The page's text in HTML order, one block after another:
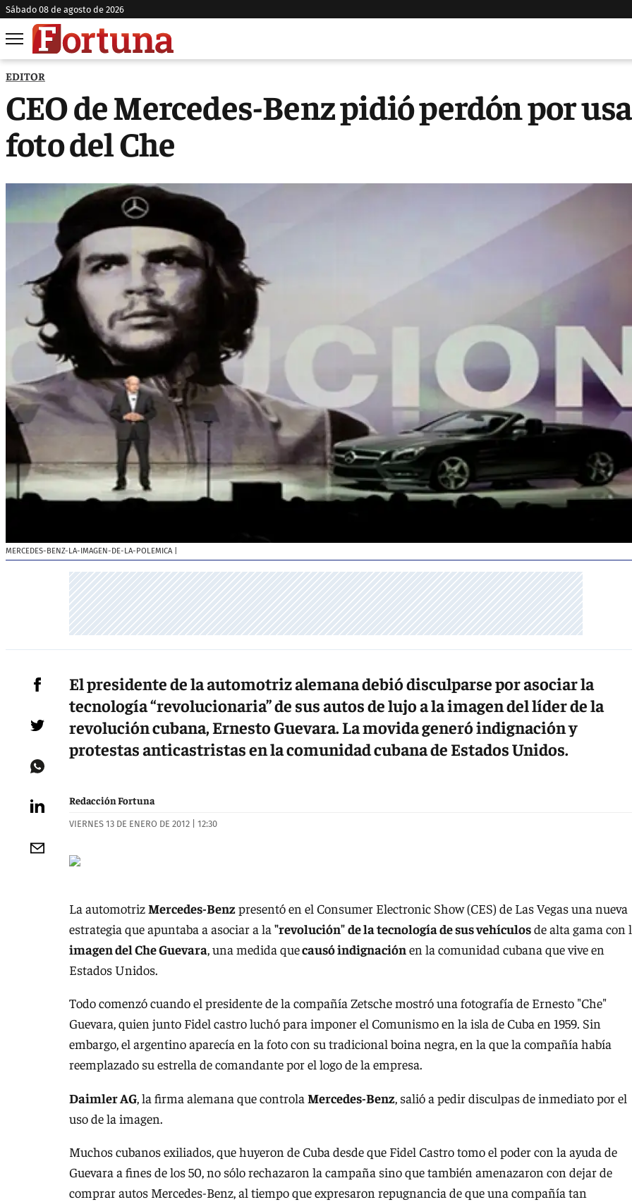
sábado 08 de agosto de 2026
EDITOR
CEO de Mercedes-Benz pidió perdón por
foto del Che
MERCEDES-BENZ-LA-IMAGEN-DE-LA-POLEMICA|
El presidente de la automotriz alemana debió disculparse por asociar la
tecnología “revolucionaria” de sus autos de lujo a la imagen del líder de la
revolución cubana, Ernesto Guevara. La movida generó indignación y
protestas anticastristas en la comunidad cubana de Estados Unidos.
Redacción Fortuna
VIERNES 13 DE ENERO DE 2012 | 12:30
La automotrizMercedes-Benzpresentó en el Consumer Electronic Show (CES) de Las Vegas una nueva
estrategia que apuntaba a asociar a la "revolución"de la tecnología de sus vehículosde alta gama con
imagen del Che Guevara , una medida quecausó indignación en la comunidad cubana que vive en
Estados Unidos.
Todo comenzó cuando el presidente de la compañía Zetsche mostró una fotografía de Ernesto "Che"
Guevara, quien junto Fidel castro luchó para imponer el Comunismo en la isla de Cuba en 1959. Sin
embargo, el argentino aparecía en la foto con su tradicional boina negra, en la que la compañía había
reemplazado su estrella de comandante por el logo de la empresa.
Daimler AG, la firma alemana que controla Mercedes-Benz, salió a pedir disculpas de inmediato por el
uso de la imagen.
Muchos cubanos exiliados, que huyeron de Cuba desde que Fidel Castro tomo el poder con la ayuda de
Guevara a fines de los 50, no sólo rechazaron la campaña sino que también amenazaron con dejar de
comprar autos Mercedes-Benz, al tiempo que expresaron repugnancia de que una compañía tan